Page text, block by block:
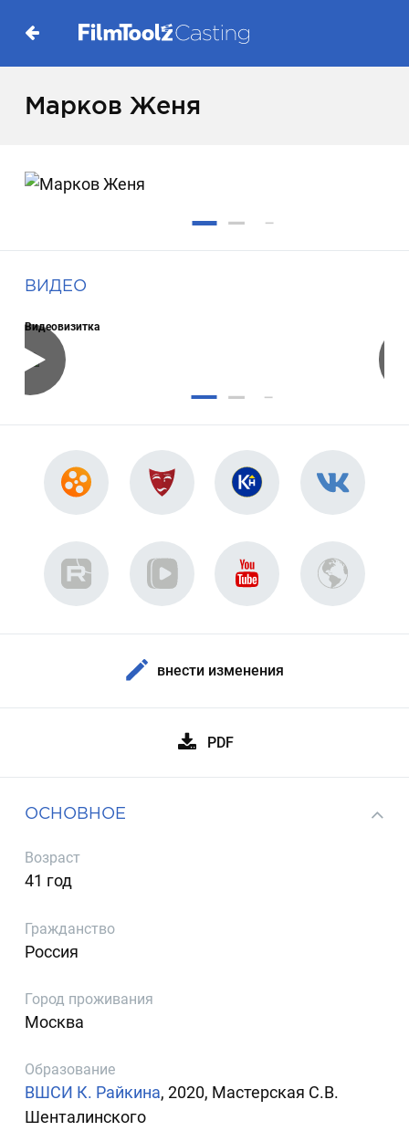
Марков Женя
ВИДЕО
Видеовизитка
внести изменения
PDF
ОСНОВНОЕ
Возраст
41 год
Гражданство
Россия
Город проживания
Москва
Образование
ВШСИ К. Райкина, 2020, Мастерская С.В.
Шенталинского